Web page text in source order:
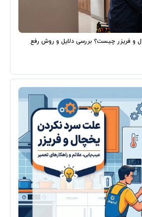
و فریزر چیست؟ بررسی دلایل و روش رفع